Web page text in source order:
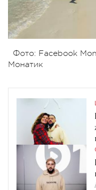
Фото: Facebook
Монатик